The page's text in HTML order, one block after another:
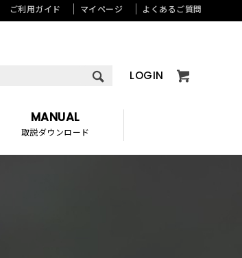
ご利用ガイド マイページ よくあるご質問
LOGIN
MANUAL
取説ダウンロード